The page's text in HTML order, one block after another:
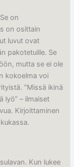
on
on osittain
luvut ovat
pakotetuille. Se
mutta se ei ole
kokoelma voi
“Missä ikinä
lyö” – ilmaiset
Kirjoittaminen
Kun lukee